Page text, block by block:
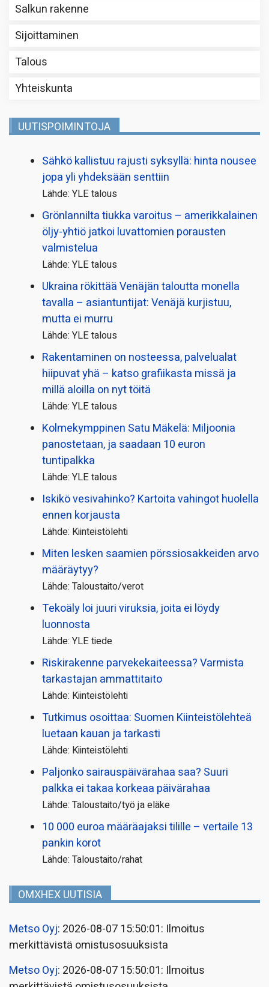
Salkun rakenne
Sijoittaminen
Talous
Yhteiskunta
UUTISPOIMINTOJA
Sähkö kallistuu rajusti syksyllä: hinta nousee
jopa yli yhdeksään senttiin
Lähde: YLE talous
Grönlannilta tiukka varoitus – amerikkalainen
öljy-yhtiö jatkoi luvattomien porausten
valmistelua
Lähde: YLE talous
Ukraina rökittää Venäjän taloutta monella
tavalla – asiantuntijat: Venäjä kurjistuu,
mutta ei murru
Lähde: YLE talous
Rakentaminen on nosteessa, palvelualat
hiipuvat yhä – katso grafiikasta missä ja
millä aloilla on nyt töitä
Lähde: YLE talous
Kolmekymppinen Satu Mäkelä: Miljoonia
panostetaan, ja saadaan 10 euron
tuntipalkka
Lähde: YLE talous
Iskikö vesivahinko? Kartoita vahingot huolella
ennen korjausta
Lähde: Kiinteistölehti
Miten lesken saamien pörssi­osakkeiden arvo
määräytyy?
Lähde: Taloustaito/verot
Tekoäly loi juuri viruksia, joita ei löydy
luonnosta
Lähde: YLE tiede
Riskirakenne parvekekaiteessa? Varmista
tarkastajan ammattitaito
Lähde: Kiinteistölehti
Tutkimus osoittaa: Suomen Kiinteistölehteä
luetaan kauan ja tarkasti
Lähde: Kiinteistölehti
Paljonko sairauspäivä­rahaa saa? Suuri
palkka ei takaa korkeaa päivärahaa
Lähde: Taloustaito/työ ja eläke
10 000 euroa määräajaksi tilille – vertaile 13
pankin korot
Lähde: Taloustaito/rahat
OMXHEX UUTISIA
Metso Oyj: 2026-08-07 15:50:01: Ilmoitus
merkittävistä omistusosuuksista
Metso Oyj: 2026-08-07 15:50:01: Ilmoitus